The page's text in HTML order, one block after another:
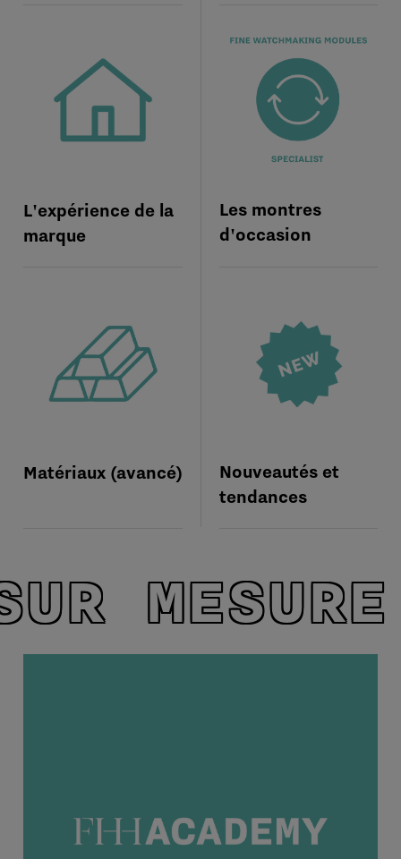
L'expérience de la
marque
Les montres
d'occasion
Matériaux (avancé)
Nouveautés et
tendances
MESURE